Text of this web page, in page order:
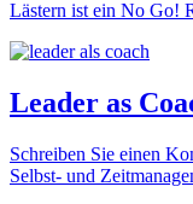
Lästern ist ein No Go!
Leader as
Schreiben Sie einen
Selbst- und